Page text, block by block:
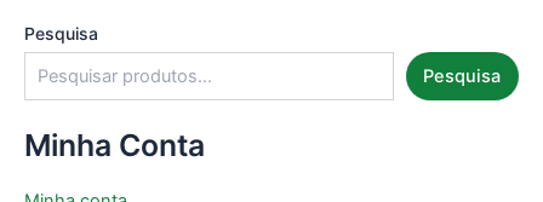
Pesquisa
Pesquisa
Minha Conta